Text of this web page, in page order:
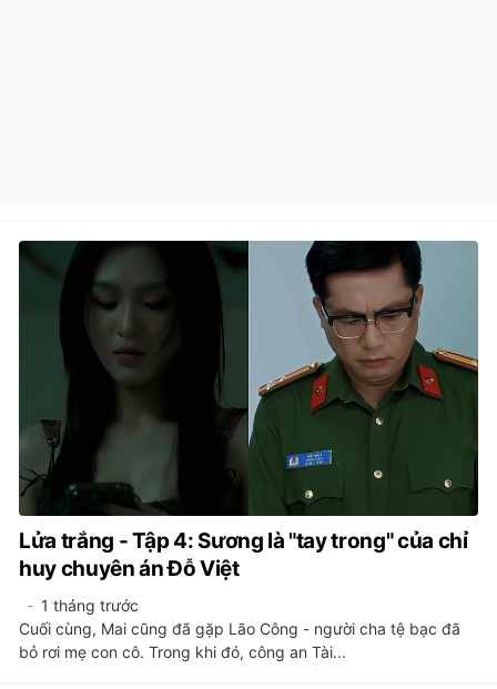
Lửa trắng - Tập 4: Sương là "tay trong" của chỉ
huy chuyên án Đỗ Việt
1 tháng trước
Cuối cùng, Mai cũng đã gặp Lão Công - người cha tệ bạc đã
bỏ rơi mẹ con cô. Trong khi đó, công an Tài...